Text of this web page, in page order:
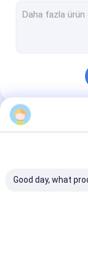
HDPE darbe
Kategorilerimiz
Good day, what